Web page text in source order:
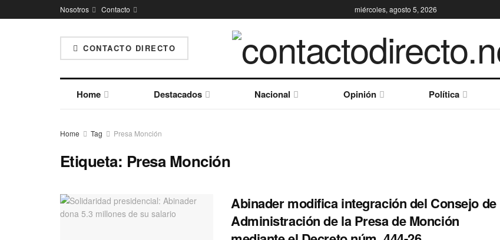
Nosotros Contacto miércoles, agosto 5, 2026
CONTACTO DIRECTO
Home Destacados Nacional Opinión Política
Home Tag Presa Monción
Etiqueta: Presa Monción
Abinader modifica integración del Consejo de
Administración de la Presa de Monción